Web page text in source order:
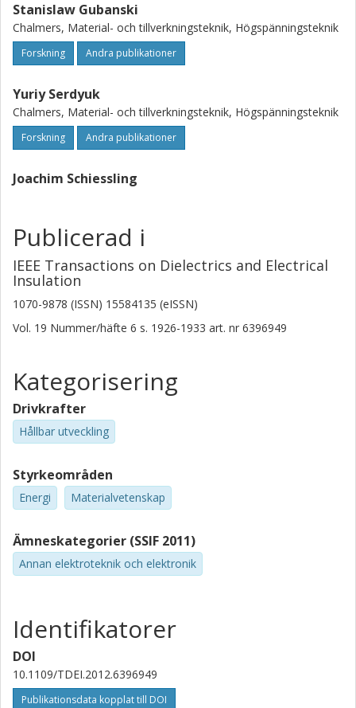
Stanislaw Gubanski
Chalmers, Material- och tillverkningsteknik, Högspänningsteknik
Forskning Andra publikationer
Yuriy Serdyuk
Chalmers, Material- och tillverkningsteknik, Högspänningsteknik
Forskning Andra publikationer
Joachim Schiessling
Publicerad i
IEEE Transactions on Dielectrics and Electrical
Insulation
1070-9878 (ISSN) 15584135 (eISSN)
Vol. 19 Nummer/häfte 6 s. 1926-1933 art. nr 6396949
Kategorisering
Drivkrafter
Hållbar utveckling
Styrkeområden
Energi Materialvetenskap
Ämneskategorier (SSIF 2011)
Annan elektroteknik och elektronik
Identifikatorer
DOI
10.1109/TDEI.2012.6396949
Publikationsdata kopplat till DOI